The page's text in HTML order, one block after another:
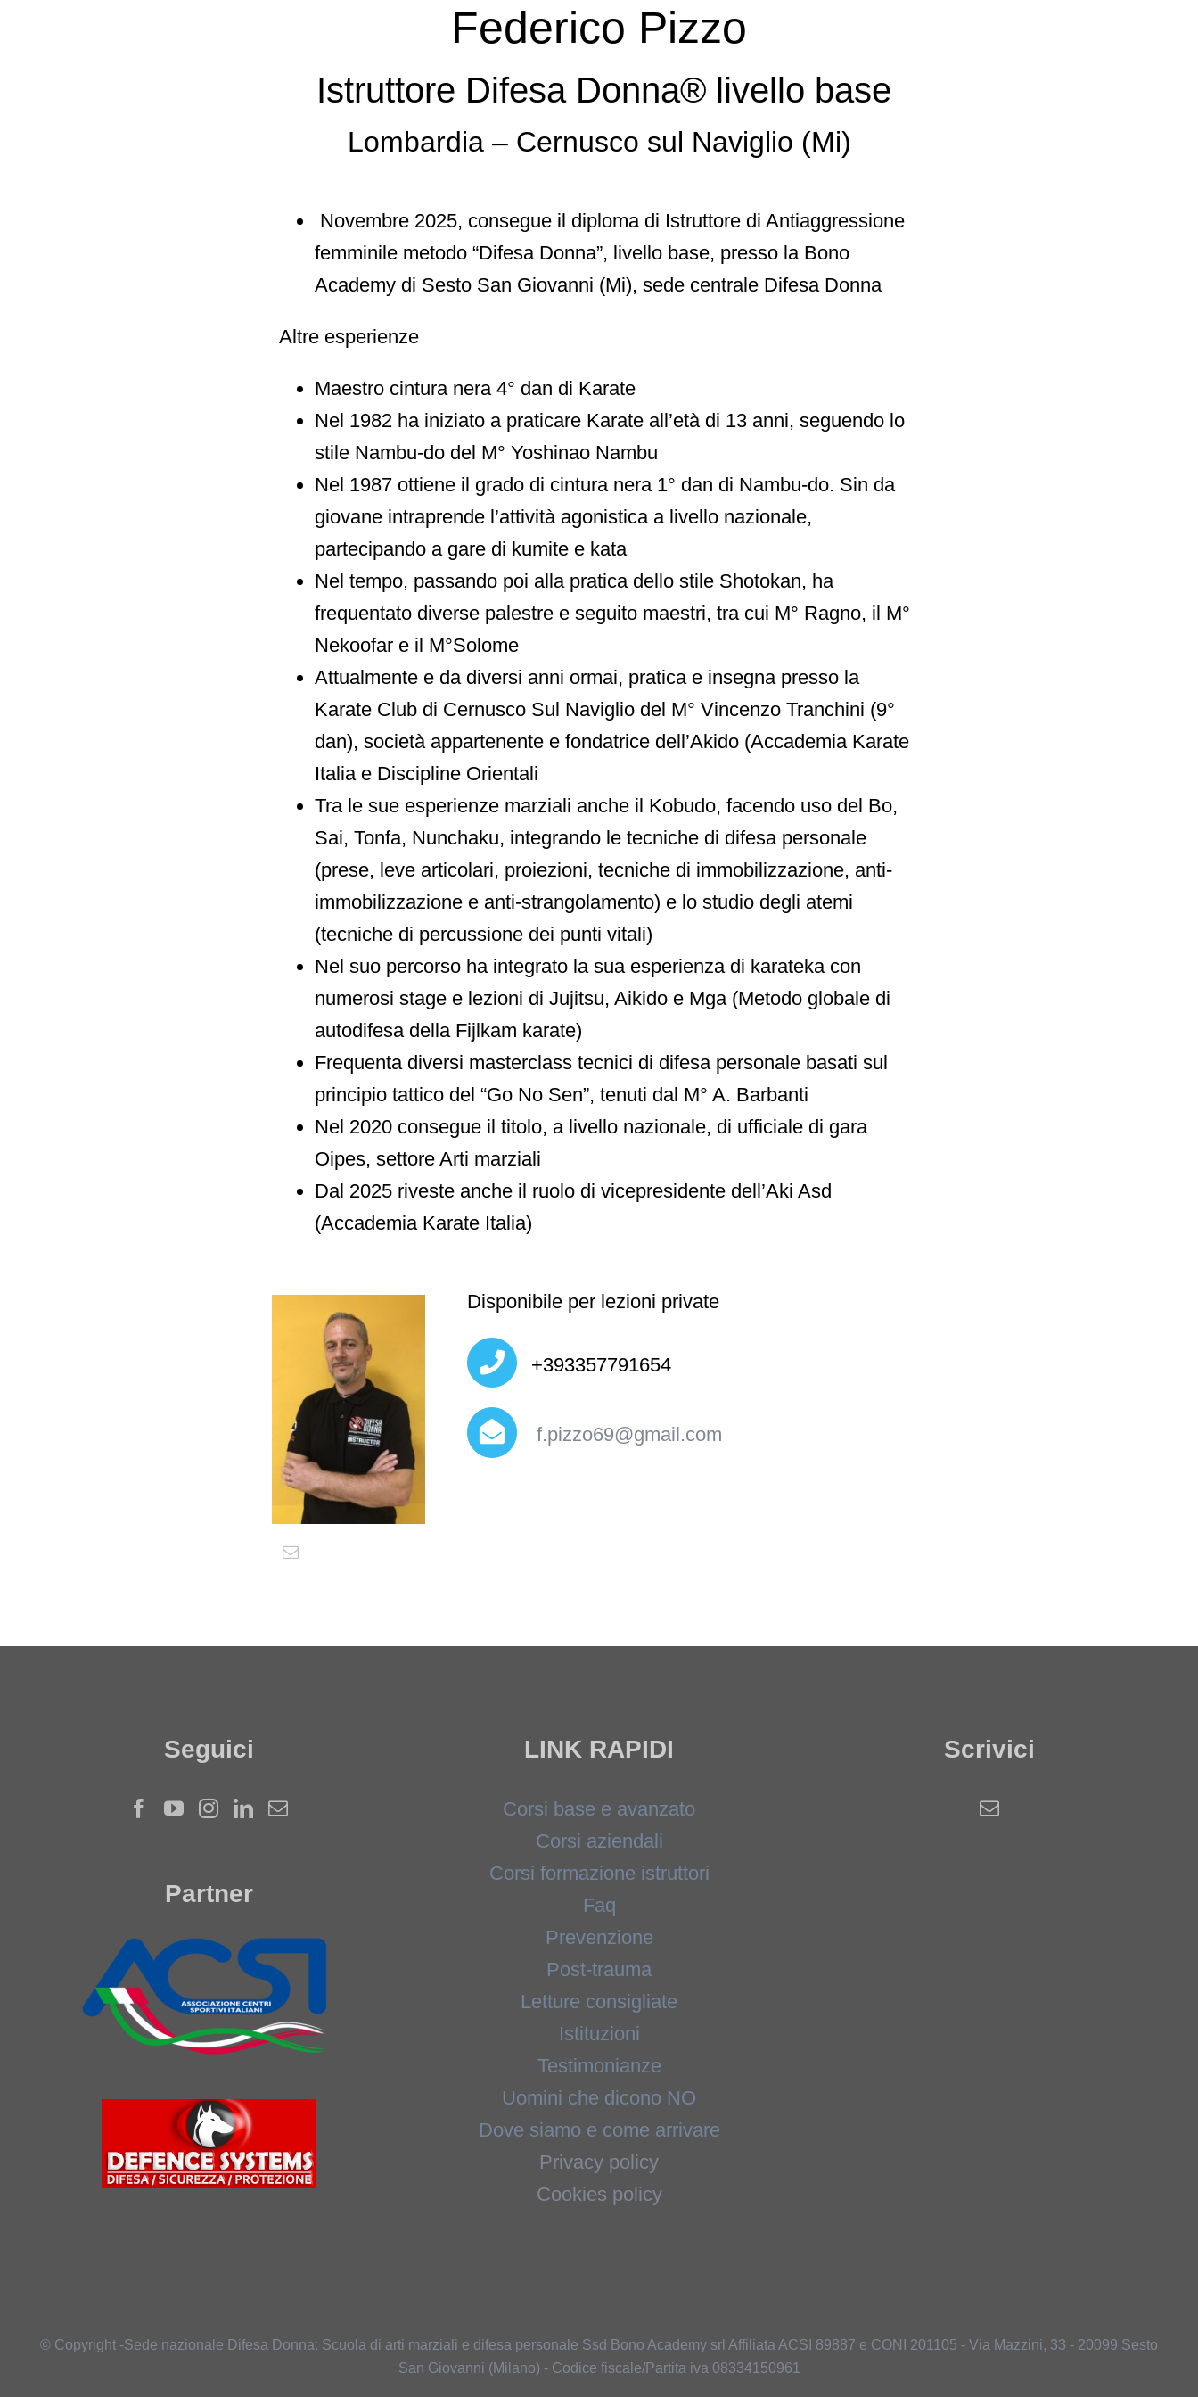
Federico Pizzo
Istruttore Difesa Donna® livello base
Lombardia – Cernusco sul Naviglio (Mi)
Novembre 2025, consegue il diploma di Istruttore di Antiaggressione
femminile metodo “Difesa Donna”, livello base, presso la Bono
Academy di Sesto San Giovanni (Mi), sede centrale Difesa Donna
Altre esperienze
Maestro cintura nera 4° dan di Karate
Nel 1982 ha iniziato a praticare Karate all’età di 13 anni, seguendo lo
stile Nambu-do del M° Yoshinao Nambu
Nel 1987 ottiene il grado di cintura nera 1° dan di Nambu-do. Sin da
giovane intraprende l’attività agonistica a livello nazionale,
partecipando a gare di kumite e kata
Nel tempo, passando poi alla pratica dello stile Shotokan, ha
frequentato diverse palestre e seguito maestri, tra cui M° Ragno, il M°
Nekoofar e il M°Solome
Attualmente e da diversi anni ormai, pratica e insegna presso la
Karate Club di Cernusco Sul Naviglio del M° Vincenzo Tranchini (9°
dan), società appartenente e fondatrice dell’Akido (Accademia Karate
Italia e Discipline Orientali
Tra le sue esperienze marziali anche il Kobudo, facendo uso del Bo,
Sai, Tonfa, Nunchaku, integrando le tecniche di difesa personale
(prese, leve articolari, proiezioni, tecniche di immobilizzazione, anti-
immobilizzazione e anti-strangolamento) e lo studio degli atemi
(tecniche di percussione dei punti vitali)
Nel suo percorso ha integrato la sua esperienza di karateka con
numerosi stage e lezioni di Jujitsu, Aikido e Mga (Metodo globale di
autodifesa della Fijlkam karate)
Frequenta diversi masterclass tecnici di difesa personale basati sul
principio tattico del “Go No Sen”, tenuti dal M° A. Barbanti
Nel 2020 consegue il titolo, a livello nazionale, di ufficiale di gara
Oipes, settore Arti marziali
Dal 2025 riveste anche il ruolo di vicepresidente dell’Aki Asd
(Accademia Karate Italia)
Disponibile per lezioni private
+393357791654
f.pizzo69@gmail.com
Seguici
Partner
LINK RAPIDI
Corsi base e avanzato
Corsi aziendali
Corsi formazione istruttori
Faq
Prevenzione
Post-trauma
Letture consigliate
Istituzioni
Testimonianze
Uomini che dicono NO
Dove siamo e come arrivare
Privacy policy
Cookies policy
Scrivici
© Copyright -Sede nazionale Difesa Donna: Scuola di arti marziali e difesa personale Ssd Bono Academy srl Affiliata ACSI 89887 e CONI 201105 - Via Mazzini, 33 - 20099 Sesto
San Giovanni (Milano) - Codice fiscale/Partita iva 08334150961